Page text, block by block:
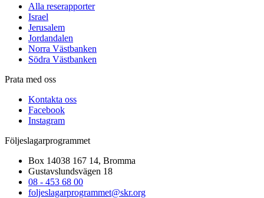
Alla reserapporter
Israel
Jerusalem
Jordandalen
Norra Västbanken
Södra Västbanken
Prata med oss
Kontakta oss
Facebook
Instagram
Följeslagarprogrammet
Box 14038 167 14, Bromma
Gustavslundsvägen 18
08 - 453 68 00
foljeslagarprogrammet@skr.org